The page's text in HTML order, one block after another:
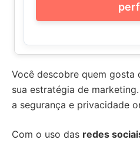
Você descobre quem gosta
sua estratégia de
a segurança e privacidade
Com o uso das redes